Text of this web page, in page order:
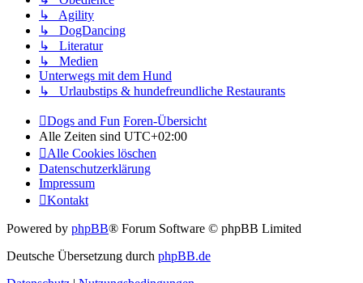
↳ Agility
↳ DogDancing
↳ Literatur
↳ Medien
Unterwegs mit dem Hund
↳ Urlaubstips & hundefreundliche Restaurants
Dogs and Fun Foren-Übersicht
Alle Zeiten sind UTC+02:00
Alle Cookies löschen
Datenschutzerklärung
Impressum
Kontakt
Powered by phpBB® Forum Software © phpBB Limited
Deutsche Übersetzung durch phpBB.de